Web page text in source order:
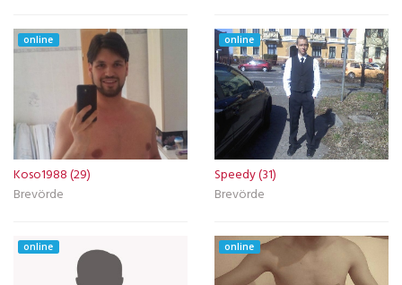
online
Koso1988 (29)
Brevörde
online
Speedy (31)
Brevörde
online online